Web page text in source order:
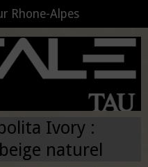
Rhone-Alpes
Ivory :
naturel